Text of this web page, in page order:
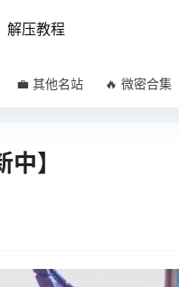
解压教程
💼 其他名站 🔥 微密合集
】